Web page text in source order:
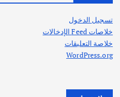
تسجيل الدخول
خلاصات Feed الإدخالات
خلاصة التعليقات
WordPress.org